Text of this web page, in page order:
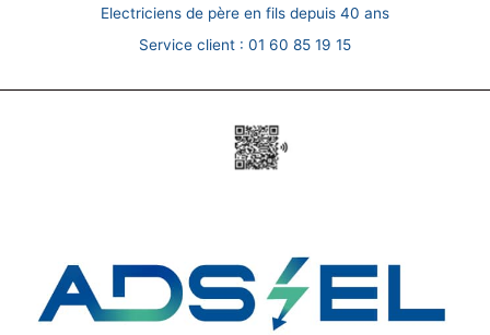
Electriciens de père en fils depuis 40 ans
Service client : 01 60 85 19 15